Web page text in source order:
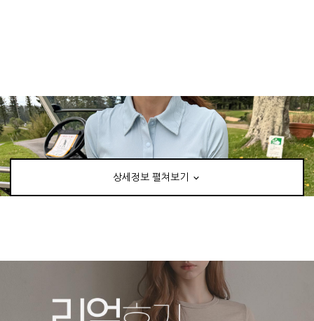
상세정보 펼쳐보기